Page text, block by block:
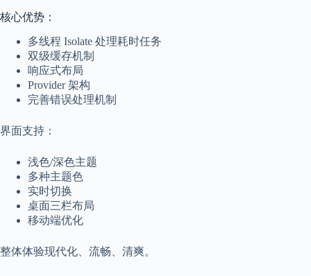
核心优势：
多线程 Isolate 处理耗时任务
双级缓存机制
响应式布局
Provider 架构
完善错误处理机制
界面支持：
浅色/深色主题
多种主题色
实时切换
桌面三栏布局
移动端优化
整体体验现代化、流畅、清爽。